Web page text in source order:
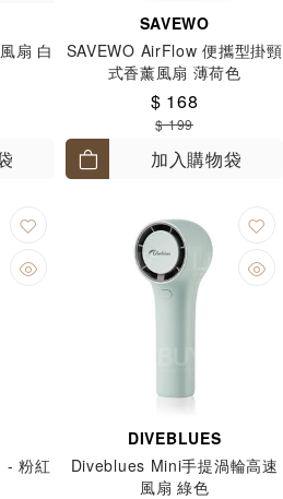
扇 白
SAVEWO
SAVEWO AirFlow 便攜型掛頸
式香薰風扇 薄荷色
$ 168
$ 199
加入購物袋
- 粉紅
DIVEBLUES
Diveblues Mini手提渦輪高速
風扇 綠色